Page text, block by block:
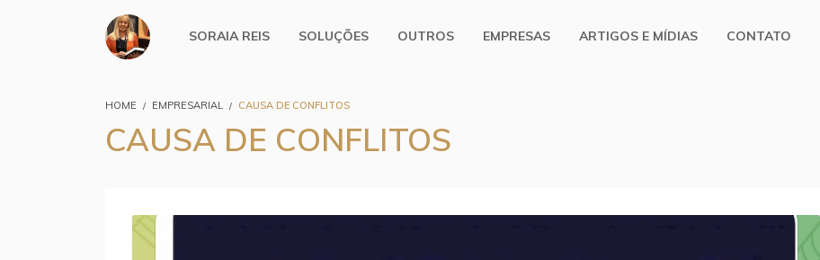
SORAIA REIS SOLUÇÕES OUTROS EMPRESAS ARTIGOS E MÍDIAS CONTATO
HOME EMPRESARIAL CAUSA DE CONFLITOS
CAUSA DE CONFLITOS